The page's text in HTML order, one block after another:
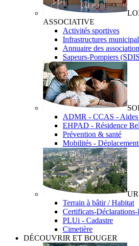
ASSOCIATIVE
Activités sportives
Infrastructures
Annuaire des
Sapeurs-Pompiers
ADMR - CCAS - Aides
EHPAD - Résidence
Prévention & santé
Mobilités -
Terrain à bâtir / Habitat
Certificats-Déclarations-
PLUi - Cadastre
Cimetière
DÉCOUVRIR ET BOUGER